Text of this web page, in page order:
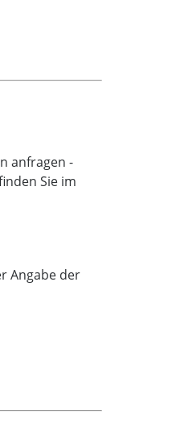
anfragen -
Sie im
Angabe der